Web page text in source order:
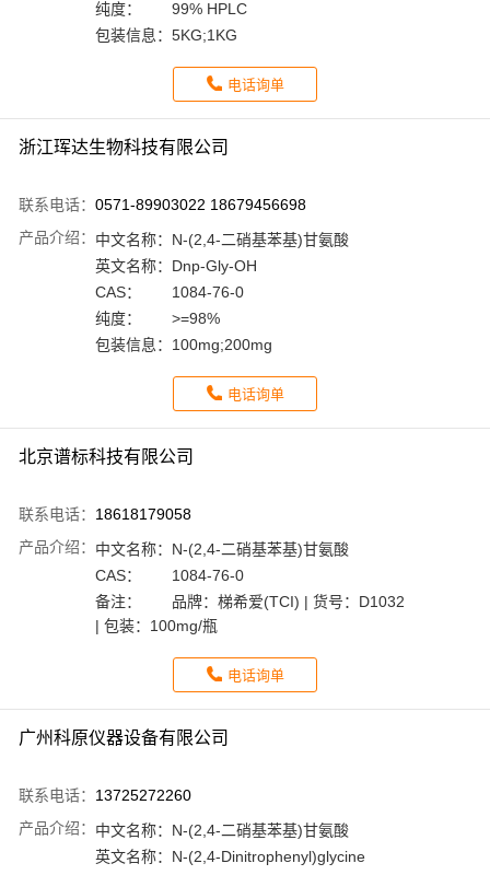
纯度：
99% HPLC
包装信息： 5KG;1KG
电话询单
浙江珲达生物科技有限公司
联系电话： 0571-89903022 18679456698
产品介绍： 中文名称： N-(2,4-二硝基苯基)甘氨酸
英文名称： Dnp-Gly-OH
CAS：
1084-76-0
纯度：
>=98%
包装信息： 100mg;200mg
电话询单
北京谱标科技有限公司
联系电话： 18618179058
产品介绍： 中文名称： N-(2,4-二硝基苯基)甘氨酸
CAS：
1084-76-0
备注：
品牌：梯希爱(TCI) | 货号：D1032
| 包装：100mg/瓶
电话询单
广州科原仪器设备有限公司
联系电话： 13725272260
产品介绍： 中文名称： N-(2,4-二硝基苯基)甘氨酸
英文名称： N-(2,4-Dinitrophenyl)glycine